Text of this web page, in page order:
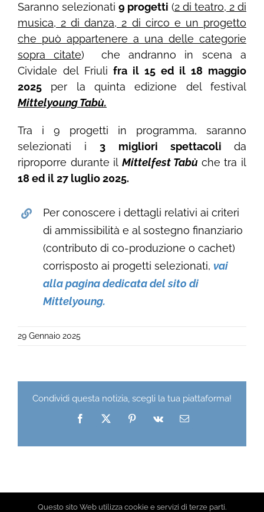
Saranno selezionati9 progetti (2 di teatro, 2 di
musica, 2 di danza, 2 di circo e un progetto
che può appartenere a una delle categorie
sopra citate) che andranno in scena a
Cividale del Friulifra il 15 ed il 18 maggio
2025per la quinta edizione del festival
Mittelyoung Tabù.
Tra i 9 progetti in programma, saranno
selezionati i3 migliori spettacolida
riproporre durante il Mittelfest Tabù che tra il
18 ed il 27 luglio 2025.
Per conoscere i dettagli relativi ai criteri
di ammissibilità e al sostegno finanziario
(contributo di co-produzione o cachet)
corrisposto ai progetti selezionati, vai
alla pagina dedicata del sito di
Mittelyoung.
29 Gennaio 2025
Condividi questa notizia, scegli la tua piattaforma!
Facebook
X Pinterest
Vk Email
Questo sito Web utilizza cookie e servizi di terze parti.